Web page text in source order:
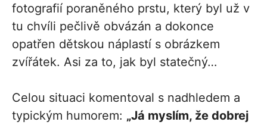
fotografií poraněného prstu, který byl už v
tu chvíli pečlivě obvázán a dokonce
opatřen dětskou náplastí s obrázkem
zvířátek. Asi za to, jak byl statečný…
Celou situaci komentoval s nadhledem a
typickým humorem: „Já myslím, že dobrej